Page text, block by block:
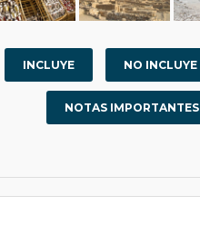
INCLUYE NO INCLUYE
NOTAS IMPORTANTES